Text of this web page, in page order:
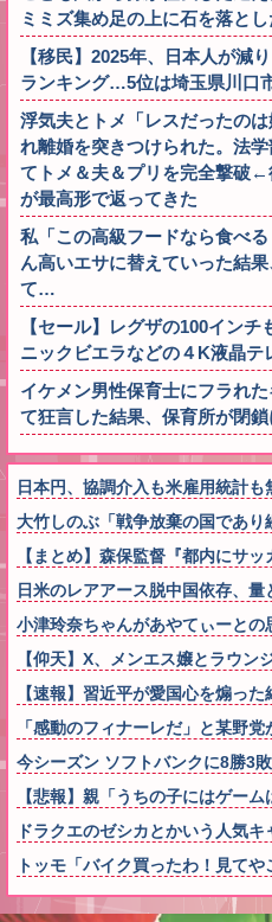
ミミズ集め足の上に石を落と
【移民】2025年、日本人が減
ランキング…5位は埼玉県川口
浮気夫とトメ「レスだったの
れ離婚を突きつけられた。法
てトメ＆夫＆プリを完全撃破
が最高形で返ってきた
私「この高級フードなら食べ
ん高いエサに替えていった結
て…
【セール】レグザの100イン
ニックビエラなどの４K液晶テ
イケメン男性保育士にフラれ
て狂言した結果、保育所が閉鎖
日本円、協調介入も米雇用統計も
大竹しのぶ「戦争放棄の国であ
【まとめ】森保監督『都内にサ
日米のレアアース脱中国依存、
小津玲奈ちゃんがあやてぃーと
【仰天】X、メンエス嬢とラウ
【速報】習近平が愛国心を煽っ
「感動のフィナーレだ」と某野
今シーズン ソフトバンクに8勝3
【悲報】親「うちの子にはゲー
ドラクエのゼシカとかいう人気
トッモ「バイク買ったわ！見て